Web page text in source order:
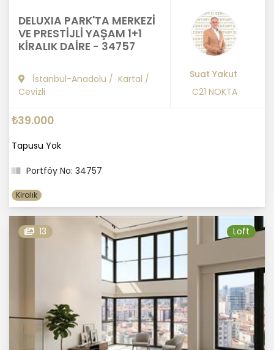
DELUXIA PARK'TA MERKEZİ
VE PRESTİJLİ YAŞAM 1+1
KİRALIK DAİRE - 34757
İstanbul-Anadolu / Kartal /
Cevizli
Suat Yakut
C21 NOKTA
₺39.000
Tapusu Yok
Portföy No: 34757
Kiralık
13 Loft